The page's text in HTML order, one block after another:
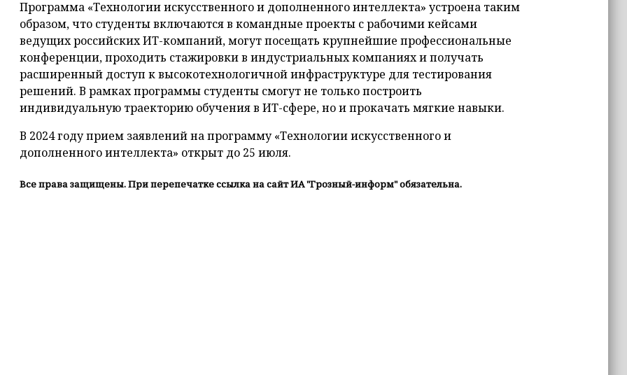
Программа «Технологии искусственного и дополненного интеллекта» устроена таким
образом, что студенты включаются в командные проекты с рабочими кейсами
ведущих российских ИТ-компаний, могут посещать крупнейшие профессиональные
конференции, проходить стажировки в индустриальных компаниях и получать
расширенный доступ к высокотехнологичной инфраструктуре для тестирования
решений. В рамках программы студенты смогут не только построить
индивидуальную траекторию обучения в ИТ-сфере, но и прокачать мягкие навыки.
В 2024 году прием заявлений на программу «Технологии искусственного и
дополненного интеллекта» открыт до 25 июля.
Все права защищены. При перепечатке ссылка на сайт ИА "Грозный-информ" обязательна.